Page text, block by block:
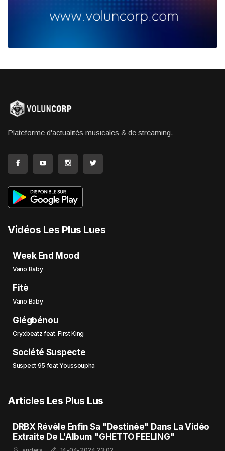
Plateforme d'actualités musicales & de streaming.
Vidéos Les Plus Lues
Week End Mood
Vano Baby
Fitè
Vano Baby
Glégbénou
Cryxbeatz feat. First King
Société Suspecte
Suspect 95 feat Youssoupha
Articles Les Plus Lus
DRBX Révèle Enfin Sa "Destinée" Dans La Vidéo
Extraite De L'Album "GHETTO FEELING"